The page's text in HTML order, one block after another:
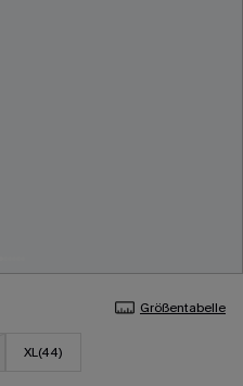
Größentabelle
XL(44)